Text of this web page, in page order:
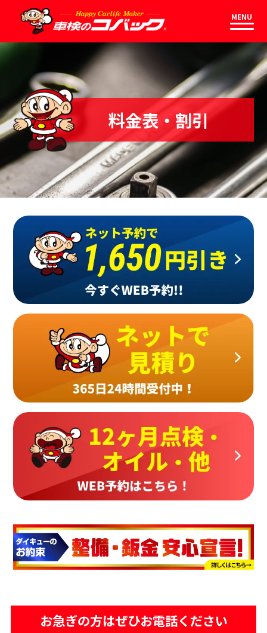
MENU
料金表・割引
お急ぎの方はぜひお電話ください